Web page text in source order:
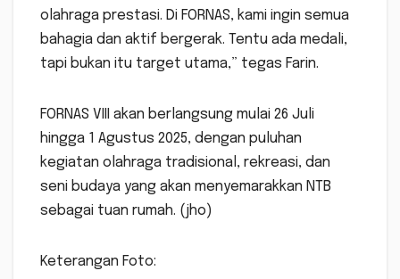
olahraga prestasi. Di FORNAS, kami ingin semua
bahagia dan aktif bergerak. Tentu ada medali,
tapi bukan itu target utama,” tegas Farin.
FORNAS VIII akan berlangsung mulai 26 Juli
hingga 1 Agustus 2025, dengan puluhan
kegiatan olahraga tradisional, rekreasi, dan
seni budaya yang akan menyemarakkan NTB
sebagai tuan rumah. (jho)
Keterangan Foto: